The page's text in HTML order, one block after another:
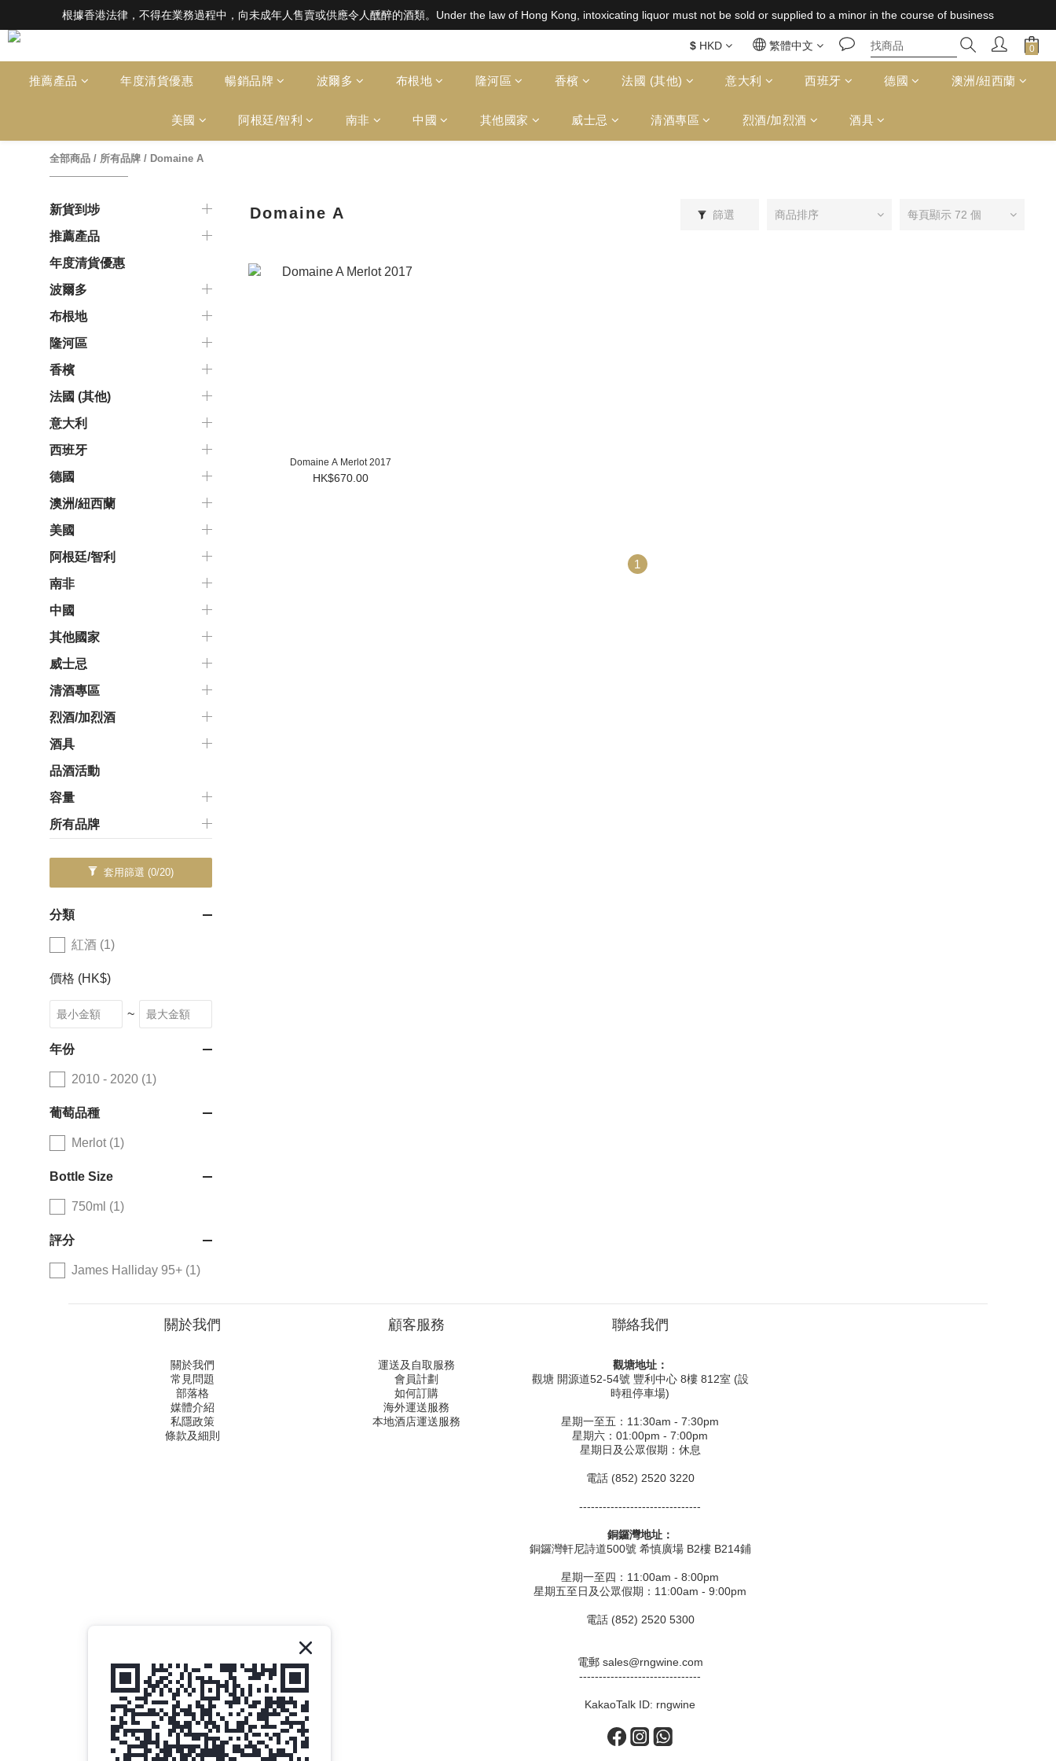
根據香港法律，不得在業務過程中，向未成年人售賣或供應令人醺醉的酒類。Under the law of Hong Kong, intoxicating liquor must not be sold or supplied to a minor in the course of business
根據香港法律，不得在業務過程中，向未成年人售賣或供應令人醺醉的酒類。Under the law of Hong Kong, intoxicating liquor must not be sold or supplied to a minor in the course of business
全店滿HK$1000 免運費（香港）； HK$2500 免運費（澳門）； SGD800 免運費（新加坡）；TWD20,000免運費（台灣）；157,000円免運費（日本）
根據香港法律，不得在業務過程中，向未成年人售賣或供應令人醺醉的酒類。Under the law of Hong Kong, intoxicating liquor must not be sold or supplied to a minor in the course of business
$ HKD 繁體中文
推薦產品 年度清貨優惠 暢銷品牌 波爾多 布根地 隆河區 香檳 法國 (其他) 意大利 西班牙 德國 澳洲/紐西蘭
美國 阿根廷/智利 南非 中國 其他國家 威士忌 清酒專區 烈酒/加烈酒 酒具
全部商品 / 所有品牌 / Domaine A
新貨到埗
推薦產品
年度清貨優惠
波爾多
布根地
隆河區
香檳
法國 (其他)
意大利
西班牙
德國
澳洲/紐西蘭
美國
阿根廷/智利
南非
中國
其他國家
威士忌
清酒專區
烈酒/加烈酒
酒具
品酒活動
容量
所有品牌
套用篩選 (0/20)
分類
紅酒 (1)
價格 (HK$)
~
年份
2010 - 2020 (1)
葡萄品種
Merlot (1)
Bottle Size
750ml (1)
評分
James Halliday 95+ (1)
Domaine A 篩選 商品排序 每頁顯示 72 個
Domaine A Merlot 2017
HK$670.00
1
關於我們
關於我們
常見問題
部落格
媒體介紹
私隱政策
條款及細則
顧客服務
運送及自取服務
會員計劃
如何訂購
海外運送服務
本地酒店運送服務
聯絡我們
觀塘地址：
觀塘 開源道52-54號 豐利中心 8樓 812室 (設
時租停車場)
星期一至五：11:30am - 7:30pm
星期六：01:00pm - 7:00pm
星期日及公眾假期：休息
電話 (852) 2520 3220
-------------------------------
銅鑼灣地址：
銅鑼灣軒尼詩道500號 希慎廣場 B2樓 B214鋪
星期一至四：11:00am - 8:00pm
星期五至日及公眾假期：11:00am - 9:00pm
電話 (852) 2520 5300
電郵 sales@rngwine.com
-------------------------------
KakaoTalk ID: rngwine